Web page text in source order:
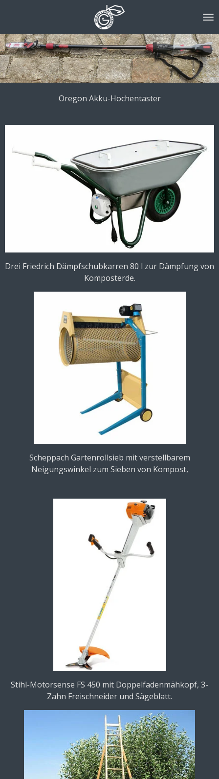
springen
Oregon Akku-Hochentaster
Drei Friedrich Dämpfschubkarren 80 l zur Dämpfung von
Komposterde.
Scheppach Gartenrollsieb mit verstellbarem
Neigungswinkel zum Sieben von Kompost,
Stihl-Motorsense FS 450 mit Doppelfadenmähkopf, 3-
Zahn Freischneider und Sägeblatt.